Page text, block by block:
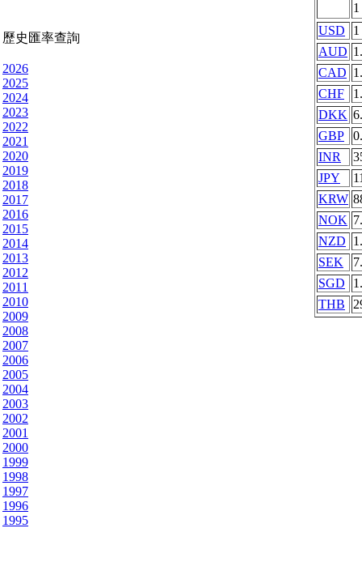
歷史匯率查詢
2026
2025
2024
2023
2022
2021
2020
2019
2018
2017
2016
2015
2014
2013
2012
2011
2010
2009
2008
2007
2006
2005
2004
2003
2002
2001
2000
1999
1998
1997
1996
1995
1
USD
1
AUD
CAD
CHF
DKK
GBP
INR
JPY
KRW
NOK
NZD
SEK
SGD
THB